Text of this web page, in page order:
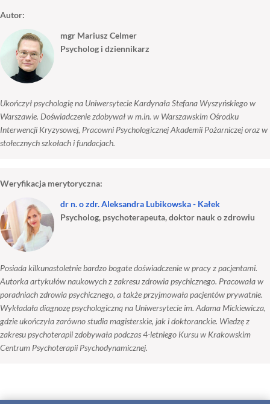
Autor:
mgr Mariusz Celmer
Psycholog i dziennikarz
Ukończył psychologię na Uniwersytecie Kardynała Stefana Wyszyńskiego w
Warszawie. Doświadczenie zdobywał w m.in. w Warszawskim Ośrodku
Interwencji Kryzysowej, Pracowni Psychologicznej Akademii Pożarniczej oraz w
stołecznych szkołach i fundacjach.
Weryfikacja merytoryczna:
dr n. o zdr. Aleksandra Lubikowska - Kałek
Psycholog, psychoterapeuta, doktor nauk o zdrowiu
Posiada kilkunastoletnie bardzo bogate doświadczenie w pracy z pacjentami.
Autorka artykułów naukowych z zakresu zdrowia psychicznego. Pracowała w
poradniach zdrowia psychicznego, a także przyjmowała pacjentów prywatnie.
Wykładała diagnozę psychologiczną na Uniwersytecie im. Adama Mickiewicza,
gdzie ukończyła zarówno studia magisterskie, jak i doktoranckie. Wiedzę z
zakresu psychoterapii zdobywała podczas 4-letniego Kursu w Krakowskim
Centrum Psychoterapii Psychodynamicznej.